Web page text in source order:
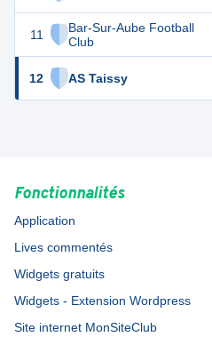
11
Bar-Sur-Aube Football
Club
12 AS Taissy
3 20
Fonctionnalités
Application
Lives commentés
Widgets gratuits
Widgets - Extension Wordpress
Site internet MonSiteClub